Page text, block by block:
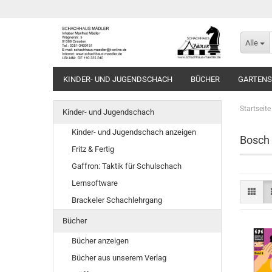
Alle
KINDER- UND JUGENDSCHACH BÜCHER
Startseite
Bosch
Kinder- und Jugendschach
Kinder- und Jugendschach anzeigen
Fritz & Fertig
Gaffron: Taktik für Schulschach
Lernsoftware
Brackeler Schachlehrgang
Bücher
Bücher anzeigen
Bücher aus unserem Verlag